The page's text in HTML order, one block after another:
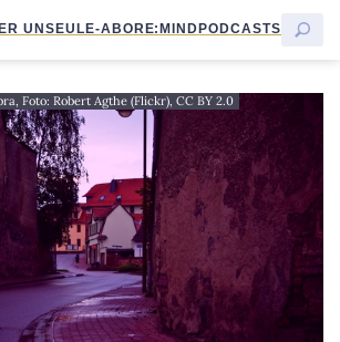
UNSEULE-ABORE:MINDPODCASTS
Foto: Robert Agthe (Flickr), CC BY 2.0